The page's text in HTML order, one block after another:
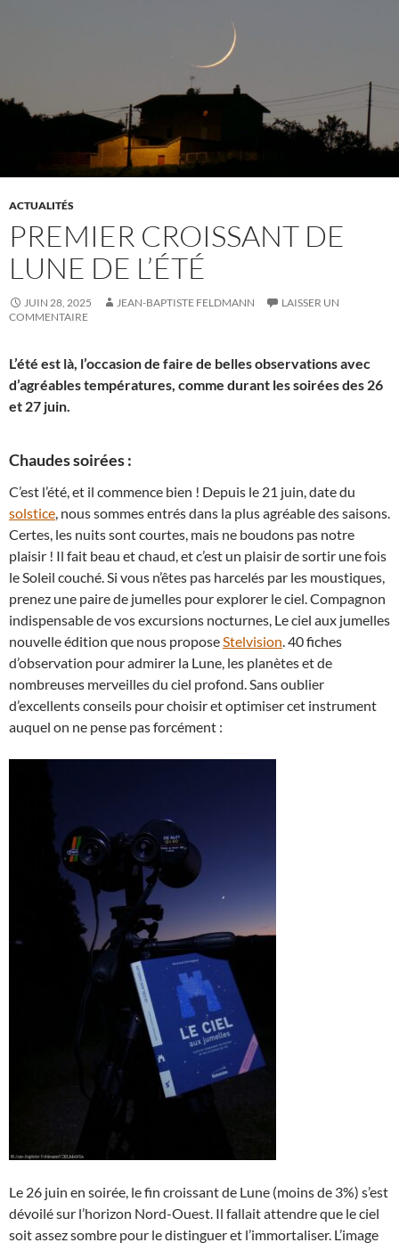
ACTUALITÉS
PREMIER CROISSANT DE
LUNE DE L’ÉTÉ
JUIN 28, 2025 JEAN-BAPTISTE FELDMANN
LAISSER UN
COMMENTAIRE
L’été est là, l’occasion de faire de belles observations avec
d’agréables températures, comme durant les soirées des 26
et 27 juin.
Chaudes soirées :
C’est l’été, et il commence bien ! Depuis le 21 juin, date du
solstice , nous sommes entrés dans la plus agréable des saisons.
Certes, les nuits sont courtes, mais ne boudons pas notre
plaisir ! Il fait beau et chaud, et c’est un plaisir de sortir une fois
le Soleil couché. Si vous n’êtes pas harcelés par les moustiques,
prenez une paire de jumelles pour explorer le ciel. Compagnon
indispensable de vos excursions nocturnes, Le ciel aux jumelles
nouvelle édition que nous propose Stelvision . 40 fiches
d’observation pour admirer la Lune, les planètes et de
nombreuses merveilles du ciel profond. Sans oublier
d’excellents conseils pour choisir et optimiser cet instrument
auquel on ne pense pas forcément :
Le 26 juin en soirée, le fin croissant de Lune (moins de 3%) s’est
dévoilé sur l’horizon Nord-Ouest. Il fallait attendre que le ciel
soit assez sombre pour le distinguer et l’immortaliser. L’image